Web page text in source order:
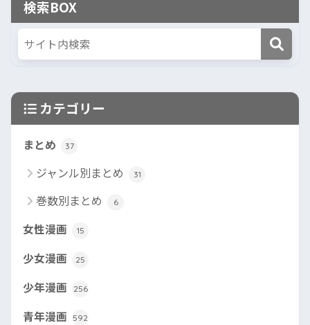
検索BOX
カテゴリー
まとめ 37
ジャンル別まとめ 31
巻数別まとめ 6
女性漫画 15
少女漫画 25
少年漫画 256
青年漫画 592